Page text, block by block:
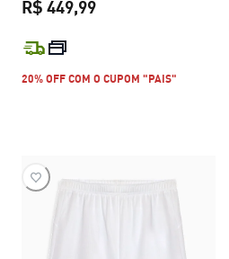
R$ 449,99
20% OFF COM O CUPOM "PAIS"